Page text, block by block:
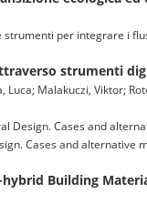
per integrare i
strumenti
Luca; Malakuczi, Viktor;
Design. Cases and
Cases and alternative
Building